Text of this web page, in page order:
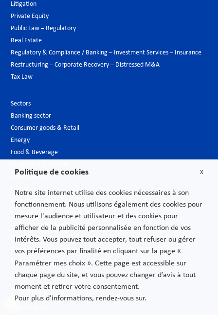
Litigation
Private Equity
Public Law – Regulatory
Real Estate
Regulatory & Compliance / Banking – Investment Services – Insurance
Restructuring – Corporate Recovery – Distressed M&A
Tax Law
Sectors
Banking sector
Consumer goods & Retail
Energy
Food & Beverage
Luxury Goods
Media
New technologies
Pharmaceutical industry & Biotech
Projects – Infrastructures
Public Sector
Telecoms
Transport
Privacy Policy
X
Politique de cookies
Notre site internet utilise des cookies nécessaires à son
fonctionnement. Nous utilisons également des cookies pour
mesure l'audience et utilisateur et des cookies pour
afficher de la publicité personnalisée en fonction de vos
intérêts. Vous pouvez tout accepter, tout refuser ou gérer
vos préférences par finalité en cliquant sur la page «
Paramétrer mes choix ». Cette page est accessible sur
chaque page du site, et vous pouvez changer d’avis à tout
moment et retirer votre consentement.
Pour plus d’informations, rendez-vous sur.